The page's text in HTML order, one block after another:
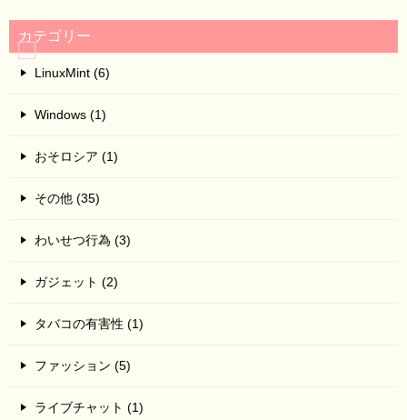
カテゴリー
LinuxMint (6)
Windows (1)
おそロシア (1)
その他 (35)
わいせつ行為 (3)
ガジェット (2)
タバコの有害性 (1)
ファッション (5)
ライブチャット (1)